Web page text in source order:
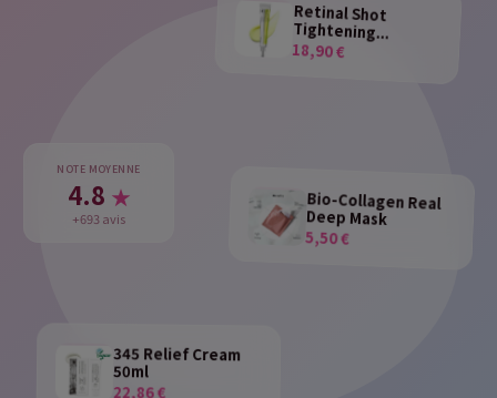
Retinal Shot
Tightening...
18,90 €
345 Relief Cream
50ml
22,86 €
Bio-Collagen Real
Deep Mask
5,50 €
NOTE MOYENNE
4.8 ★
+693 avis